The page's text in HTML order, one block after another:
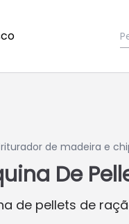
de madeira e
De
de pellets de